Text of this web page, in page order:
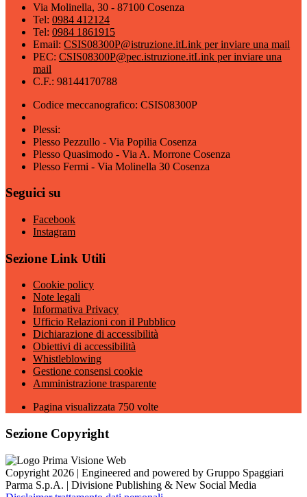
Via Molinella, 30 - 87100 Cosenza
Tel: 0984 412124
Tel: 0984 1861915
Email: CSIS08300P@istruzione.itLink per inviare una mail
PEC: CSIS08300P@pec.istruzione.itLink per inviare una
mail
C.F.: 98144170788
Codice meccanografico: CSIS08300P
Plessi:
Plesso Pezzullo - Via Popilia Cosenza
Plesso Quasimodo - Via A. Morrone Cosenza
Plesso Fermi - Via Molinella 30 Cosenza
Seguici su
Facebook
Instagram
Sezione Link Utili
Cookie policy
Note legali
Informativa Privacy
Ufficio Relazioni con il Pubblico
Dichiarazione di accessibilità
Obiettivi di accessibilità
Whistleblowing
Gestione consensi cookie
Amministrazione trasparente
Pagina visualizzata 750 volte
Sezione Copyright
Copyright 2026 | Engineered and powered by Gruppo Spaggiari
Parma S.p.A. | Divisione Publishing & New Social Media